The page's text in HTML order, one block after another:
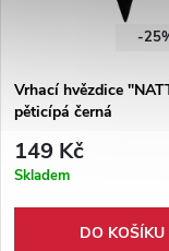
-
Vrhací hvězdice
pěticípá černá
149 Kč
Skladem
DO KOŠÍKU